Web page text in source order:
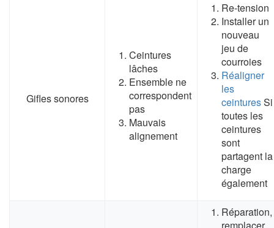
Gifles sonores
Ceintures
lâches
Ensemble ne
correspondent
pas
Mauvais
alignement
Re-tension
Installer un
nouveau
jeu de
courroies
Réaligner
les
ceinturesSi
toutes les
ceintures
sont
partagent la
charge
également
Réparation,